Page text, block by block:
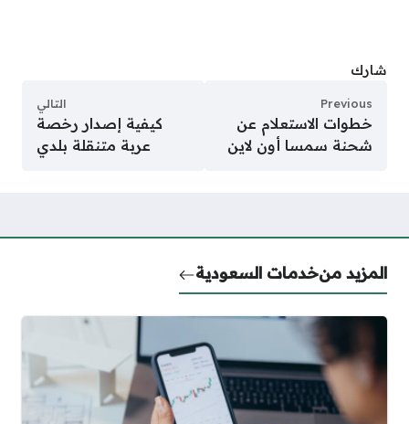
شارك
Previous
خطوات الاستعلام عن
شحنة سمسا أون لاين
التالي
كيفية إصدار رخصة
عربة متنقلة بلدي
المزيد منخدمات السعودية